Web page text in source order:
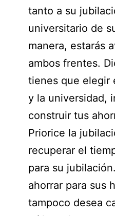
tanto a su
universitario de
manera, estarás
ambos frentes.
tienes que elegir
y la universidad,
construir tus
Priorice la
recuperar el
para su
ahorrar para sus
tampoco desea